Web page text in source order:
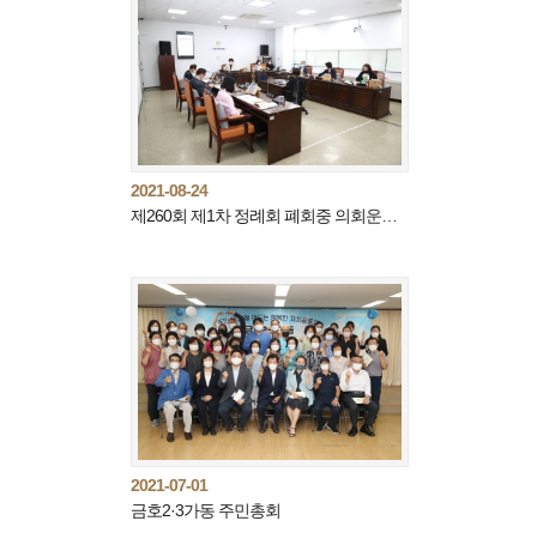
2021-08-24
2021-07-01
금호2·3가동 주민총회